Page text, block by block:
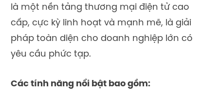
là một nền tảng thương mại điện tử cao
cấp, cực kỳ linh hoạt và mạnh mẽ, là giải
pháp toàn diện cho doanh nghiệp lớn có
yêu cầu phức tạp.
Các tính năng nổi bật bao gồm: